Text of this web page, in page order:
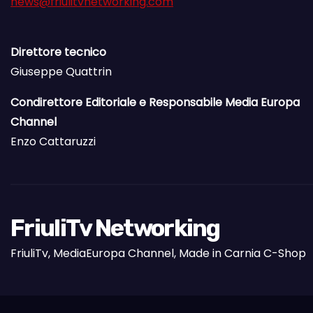
Direttore tecnico
Giuseppe Quattrin
Condirettore Editoriale e Responsabile Media Europa
Channel
Enzo Cattaruzzi
FriuliTv Networking
FriuliTv, MediaEuropa Channel, Made in Carnia C-Shop